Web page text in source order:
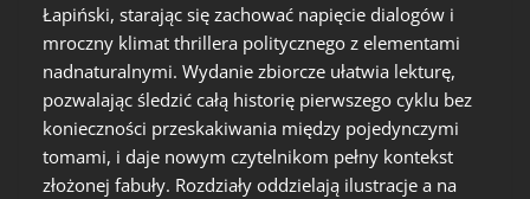
Łapiński, starając się zachować napięcie dialogów i
mroczny klimat thrillera politycznego z elementami
nadnaturalnymi. Wydanie zbiorcze ułatwia lekturę,
pozwalając śledzić całą historię pierwszego cyklu bez
konieczności przeskakiwania między pojedynczymi
tomami, i daje nowym czytelnikom pełny kontekst
złożonej fabuły. Rozdziały oddzielają ilustracje a na